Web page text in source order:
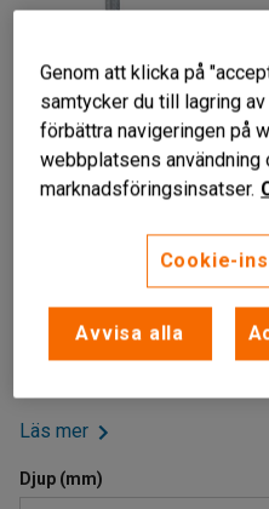
Fem justerbara hyllplan
Påbyggnadsbar
Lagerhylla i stryktåligt stål
Läs mer
Djup (mm)
Genom att klicka på
samtycker du till lagring
förbättra navigeringen på
webbplatsens användning
marknadsföringsinsatser.
Cookie-
Avvisa alla